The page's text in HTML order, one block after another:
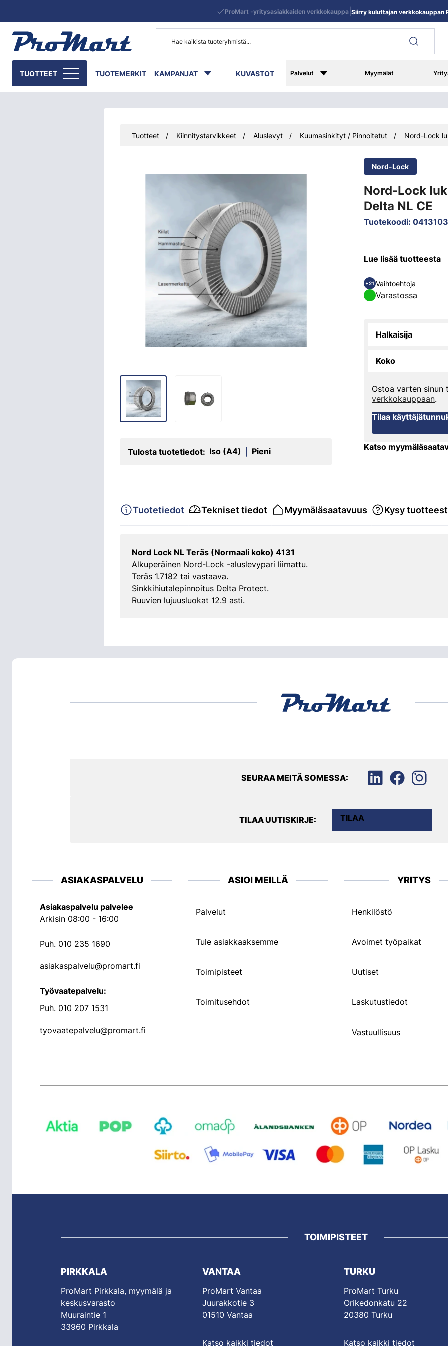
TUOTTEET TUOTEMERKIT KAMPANJAT KUVASTOT Palvelut Myymälät
ProMart -yritysasiakkaiden verkkokauppa| Siirry kuluttajan verkkokauppan
Tuotteet Kiinnitystarvikkeet Aluslevyt Kuumasinkityt / Pinnoitetut Nord-Lock
Nord-Lock
Nord-Lock
Delta NL CE
Tuotekoodi:
Tulosta tuotetiedot: Iso (A4) Pieni
Lue lisää tuotteesta
+21 Vaihtoehtoja
Varastossa
Halkaisija
Koko
Ostoa varten
verkkokauppaan.
Tilaa
Katso
Tuotetiedot Tekniset tiedot Myymäläsaatavuus Kysy
Nord Lock NL Teräs (Normaali koko) 4131
Alkuperäinen Nord-Lock -aluslevypari liimattu.
Teräs 1.7182 tai vastaava.
Sinkkihiutalepinnoitus Delta Protect.
Ruuvien lujuusluokat 12.9 asti.
SEURAA MEITÄ SOMESSA:
TILAA UUTISKIRJE: TILAA
ASIAKASPALVELU
Asiakaspalvelu palvelee
Arkisin 08:00 - 16:00
Puh. 010 235 1690
asiakaspalvelu@promart.fi
Työvaatepalvelu:
Puh. 010 207 1531
tyovaatepalvelu@promart.fi
ASIOI MEILLÄ
Palvelut
Tule asiakkaaksemme
Toimipisteet
Toimitusehdot
YRITYS
Henkilöstö
Avoimet työpaikat
Uutiset
Laskutustiedot
Vastuullisuus
TOIMIPISTEET
PIRKKALA
ProMart Pirkkala, myymälä ja
keskusvarasto
Muuraintie 1
33960 Pirkkala
VANTAA
ProMart Vantaa
Juurakkotie 3
01510 Vantaa
Katso kaikki tiedot
TURKU
ProMart Turku
Orikedonkatu 22
20380 Turku
Katso kaikki tiedot